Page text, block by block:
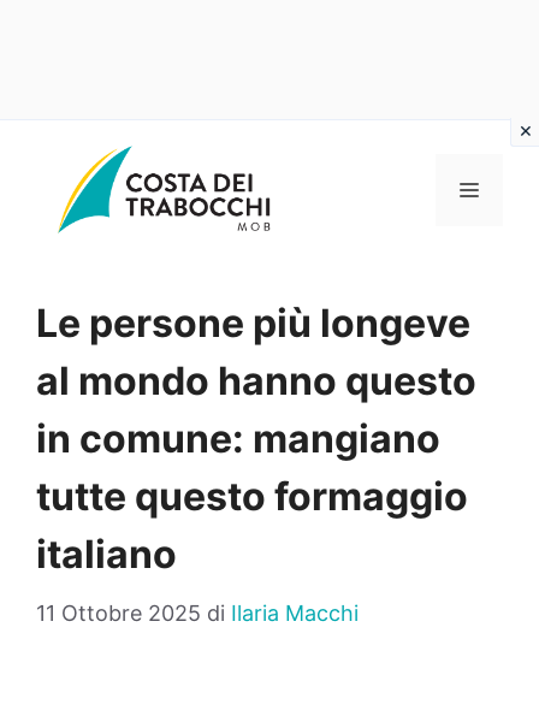
contenuto
MENU
Le persone più longeve
al mondo hanno questo
in comune: mangiano
tutte questo formaggio
italiano
11 Ottobre 2025 di Ilaria Macchi